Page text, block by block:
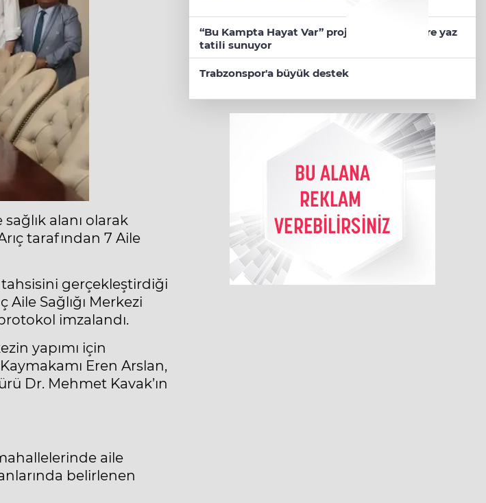
alanı olarak
tarafından 7 Aile
tahsisini gerçekleştirdiği
Sağlığı Merkezi
imzalandı.
yapımı için
Eren Arslan,
Dr. Mehmet Kavak’ın
aile
belirlenen
“Bu Kampta Hayat Var” projesi özel bireylere yaz
tatili sunuyor
Trabzonspor'a büyük destek